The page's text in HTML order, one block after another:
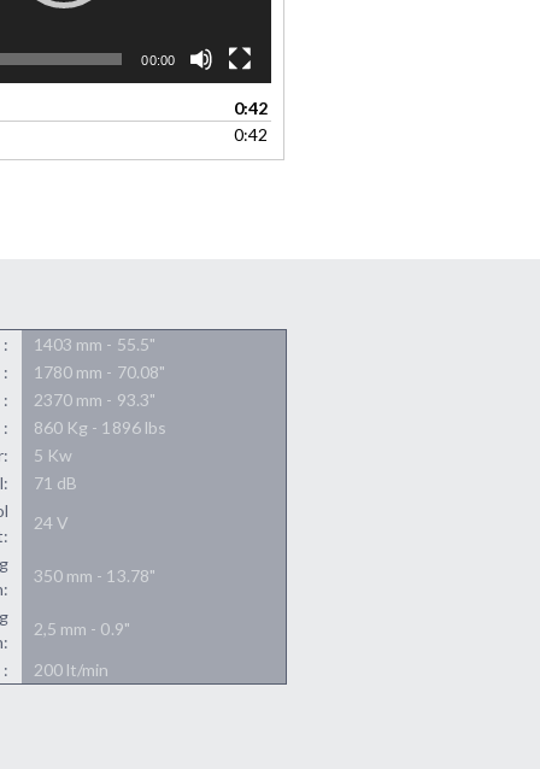
00:00
0:42
0:42
1403 mm - 55.5"
1780 mm - 70.08"
2370 mm - 93.3"
860 Kg - 1896 lbs
5 Kw
71 dB
24 V
350 mm - 13.78"
2,5 mm - 0.9"
200 lt/min